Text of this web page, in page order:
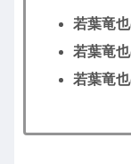
若葉竜
若葉竜
若葉竜